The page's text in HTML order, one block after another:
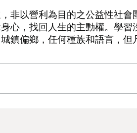
非以營利為目的之公益性社
心，找回人生的主動權。學
鎮偏鄉，任何種族和語言，